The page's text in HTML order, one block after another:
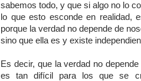
sabemos todo, y que si algo no lo
lo que esto esconde en realidad,
porque la verdad no depende de
sino que ella es y existe
Es decir, que la verdad no
es tan difícil para los que se